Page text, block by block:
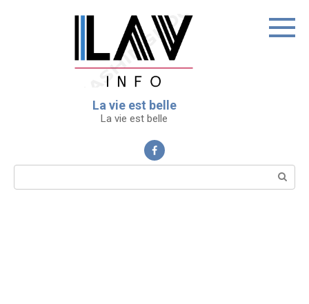
La vie est belle
La vie est belle
Поиск: